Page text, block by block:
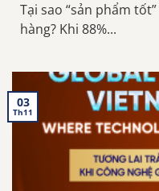
Tại sao “sản phẩm
hàng? Khi 88%...
03
Th11